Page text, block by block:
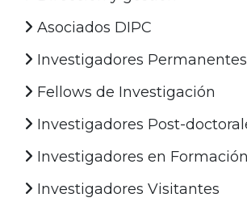
Asociados DIPC
Investigadores Permanentes
Fellows de Investigación
Investigadores Post-
Investigadores en Formación
Investigadores Visitantes